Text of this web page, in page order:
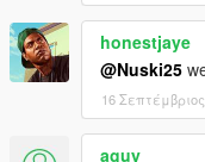
honestjaye
@Nuski25
16
aguy